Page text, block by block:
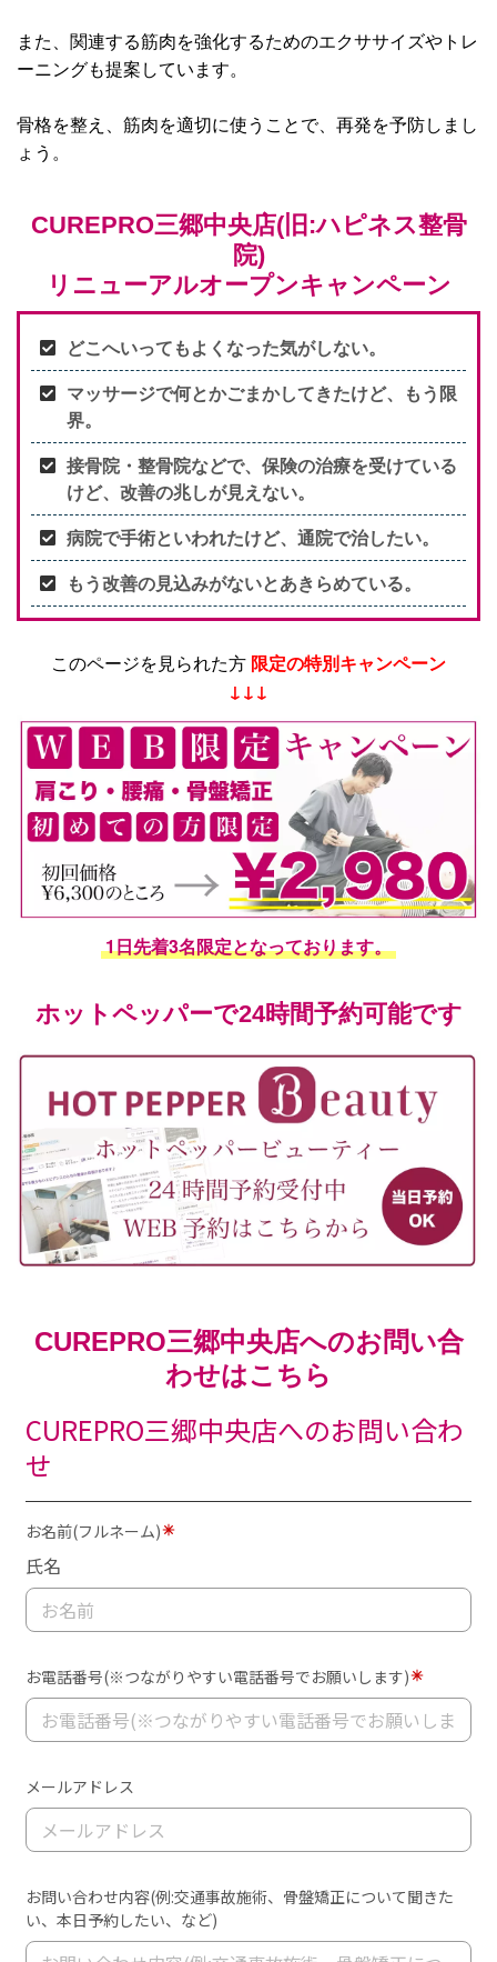
また、関連する筋肉を強化するためのエクササイズやトレ
ーニングも提案しています。
骨格を整え、筋肉を適切に使うことで、再発を予防しまし
ょう。
CUREPRO三郷中央店(旧:ハピネス整骨
院)
リニューアルオープンキャンペーン
どこへいってもよくなった気がしない。
マッサージで何とかごまかしてきたけど、もう限
界。
接骨院・整骨院などで、保険の治療を受けている
けど、改善の兆しが見えない。
病院で手術といわれたけど、通院で治したい。
もう改善の見込みがないとあきらめている。
このページを見られた方 限定の特別キャンペーン
↓↓↓
1日先着3名限定となっております。
ホットペッパーで24時間予約可能です
CUREPRO三郷中央店へのお問い合
わせはこちら